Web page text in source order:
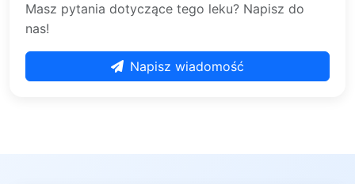
Masz pytania dotyczące tego leku? Napisz do
nas!
Napisz wiadomość